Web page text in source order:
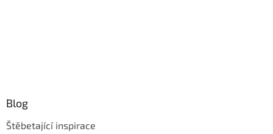
Blog
Štěbetající inspirace